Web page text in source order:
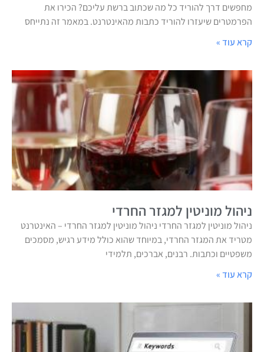
מחפשים דרך להוריד כל מה שכתוב ברשת עליכם? הכירו את
הפרמטרים שיעזרו להוריד כתבות מהאינטרנט. במאמר זה נתייחס
קרא עוד »
ניהול מוניטין למגזר החרדי
ניהול מוניטין למגזר החרדי ניהול מוניטין למגזר החרדי – האינטרנט
מטריד את המגזר החרדי, במיוחד שהוא כולל מידע רגיש, מסמכים
משפטיים וכתבות. רבנים, אברכים, תלמידי
קרא עוד »